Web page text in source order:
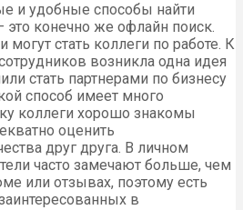
и удобные способы найти
это конечно же офлайн поиск.
могут стать коллеги по работе. К
возникла одна идея
стать партнерами по бизнесу
способ имеет много
коллеги хорошо знакомы
оценить
друг друга. В личном
часто замечают больше, чем
или отзывах, поэтому есть
в